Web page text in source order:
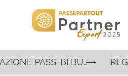
REGISTRAZIONE WEBINAR - PRESENTAZIONE PASS-BI BUSINESS INTELLIGENCE E INTELLIGENZA ARTIFICIALE